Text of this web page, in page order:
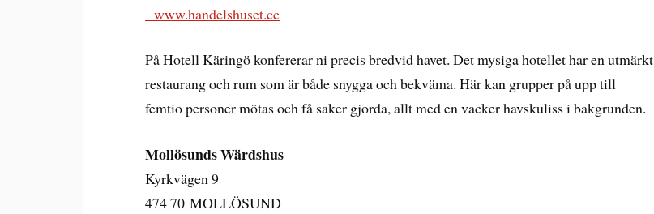
www.handelshuset.cc
På Hotell Käringö konfererar ni precis bredvid havet. Det mysiga hotellet har en utmärkt
restaurang och rum som är både snygga och bekväma. Här kan grupper på upp till
femtio personer mötas och få saker gjorda, allt med en vacker havskuliss i bakgrunden.
Mollösunds Wärdshus
Kyrkvägen 9
474 70 MOLLÖSUND